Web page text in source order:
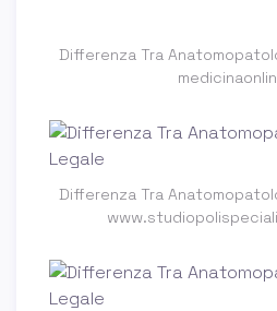
Differenza Tra
Differenza Tra